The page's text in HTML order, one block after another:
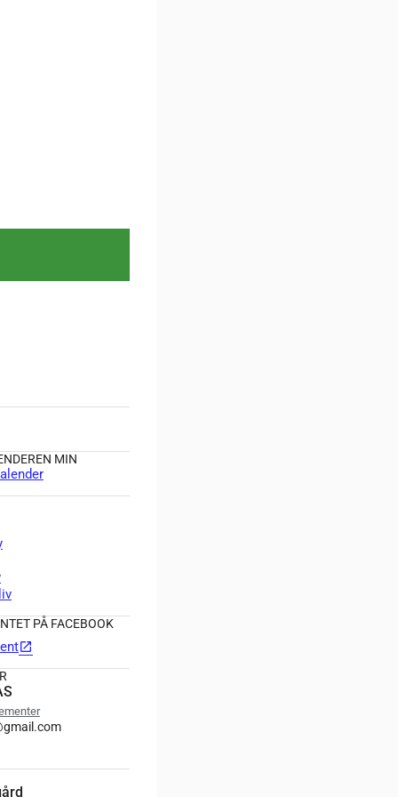
MIN
PÅ FACEBOOK
open_in_new